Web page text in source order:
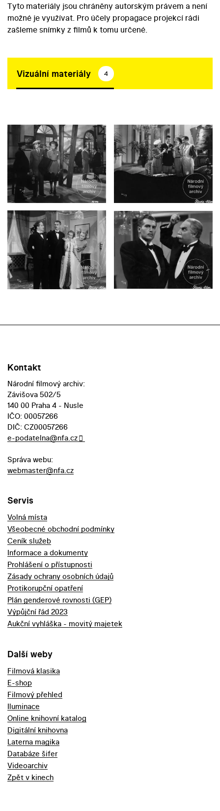
Tyto materiály jsou chráněny autorským právem a není
možné je využívat. Pro účely propagace projekcí rádi
zašleme snímky z filmů k tomu určené.
Vizuální materiály 4
Kontakt
Národní filmový archiv:
Závišova 502/5
140 00 Praha 4 - Nusle
IČO: 00057266
DIČ: CZ00057266
e-podatelna@nfa.cz
Správa webu:
webmaster@nfa.cz
Servis
Volná místa
Všeobecné obchodní podmínky
Ceník služeb
Informace a dokumenty
Prohlášení o přístupnosti
Zásady ochrany osobních údajů
Protikorupční opatření
Plán genderové rovnosti (GEP)
Výpůjční řád 2023
Aukční vyhláška - movitý majetek
Další weby
Filmová klasika
E-shop
Filmový přehled
Iluminace
Online knihovní katalog
Digitální knihovna
Laterna magika
Databáze šifer
Videoarchiv
Zpět v kinech